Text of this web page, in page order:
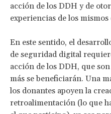
acción de los DDH y de
experiencias de los
En este sentido, el
de seguridad digital
acción de los DDH, que
más se beneficiarán. Una
los donantes apoyen la
retroalimentación (lo que